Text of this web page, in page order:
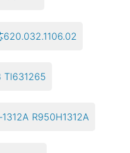
620.032.1106.02
Tl631265
R950H1312A